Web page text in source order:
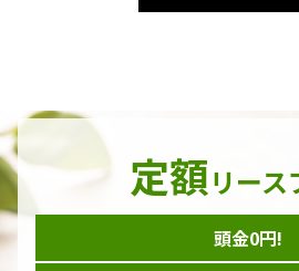
定額リース
頭金0円!